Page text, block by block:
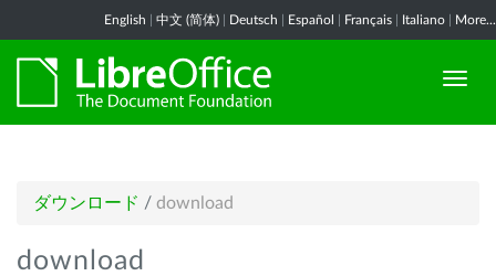
English 中文 (简体) Deutsch Español Français Italiano More...
ダウンロード / download
download